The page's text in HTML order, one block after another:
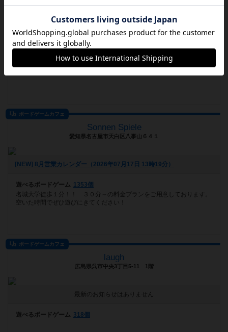
愛知県名古屋市中区大須４丁目１０−８９ 常盤ビル３階
[NEW] 初心者でも盛り上がるゲーム「タンブリンダイス」（2026年07月17日 14時05分）
遊べるボードゲーム
697個
上前津駅から徒歩４分！ 名古屋市大須のボードゲームカフェです。 愛
ボードゲームカフェ
Sonnen Spiele
愛知県名古屋市天白区八事山６４１
[NEW] 8月営業カレンダー（2026年07月17日 13時19分）
遊べるボードゲーム 1353個
名城大学徒歩１分！！ ３０分～の料金プランをご用意しております。
空いた時間でぜひ遊びにきてください！
ボードゲームカフェ
laugh
広島県呉市中央3丁目5-11 1階
最新のお知らせはありません
遊べるボードゲーム 318個